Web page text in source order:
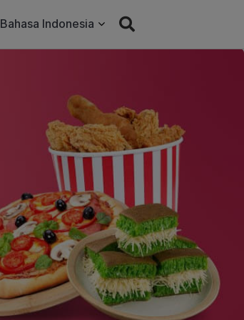
Bahasa Indonesia